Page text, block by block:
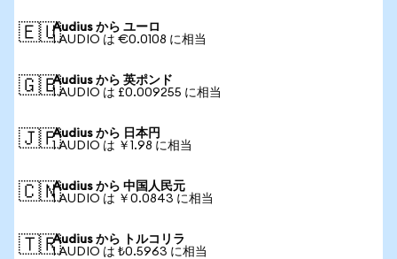
🇪🇺Audius から ユーロ
1 AUDIO は €0.0108 に相当
🇬🇧Audius から 英ポンド
1 AUDIO は £0.009255 に相当
🇯🇵Audius から 日本円
1 AUDIO は ￥1.98 に相当
🇨🇳Audius から 中国人民元
1 AUDIO は ￥0.0843 に相当
🇹🇷Audius から トルコリラ
1 AUDIO は ₺0.5963 に相当